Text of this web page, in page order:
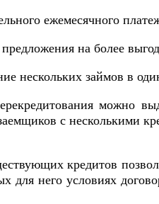
ежемесячного
на более
нескольких займов в
можно
с несколькими
кредитов
для него условиях